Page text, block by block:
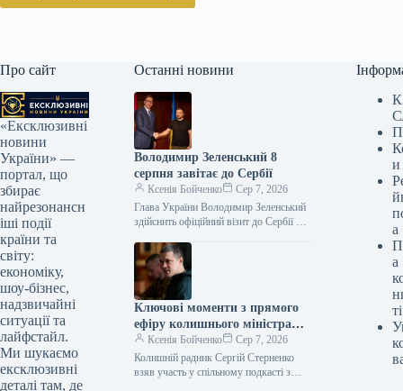
Про сайт
«Ексклюзивні
новини
України» —
портал, що
збирає
найрезонансн
іші події
країни та
світу:
економіку,
шоу-бізнес,
надзвичайні
ситуації та
лайфстайл.
Ми шукаємо
ексклюзивні
деталі там, де
Останні новини
Володимир Зеленський 8
серпня завітає до Сербії
Ксенія Бойченко
Сер 7, 2026
Глава України Володимир Зеленський
здійснить офіційний візит до Сербії 8
президентом країни Александром
Вучичем. Цю…
Ключові моменти з прямого
ефіру колишнього міністра
оборони Федорова з колишнім
радником Стерненком
Ксенія Бойченко
Сер 7, 2026
Колишній радник Сергій Стерненко
взяв участь у спільному подкасті з
и
а
а
ті